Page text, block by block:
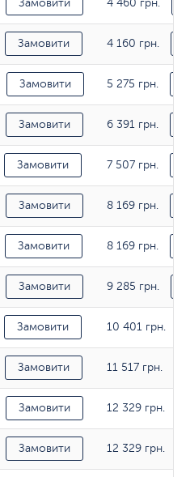
Замовити 4 460 грн.
Замовити 4 160 грн.
Замовити 5 275 грн.
Замовити 6 391 грн.
Замовити 7 507 грн.
Замовити 8 169 грн.
Замовити 8 169 грн.
Замовити 9 285 грн.
Замовити 10 401 грн.
Замовити 11 517 грн.
Замовити 12 329 грн.
Замовити 12 329 грн.